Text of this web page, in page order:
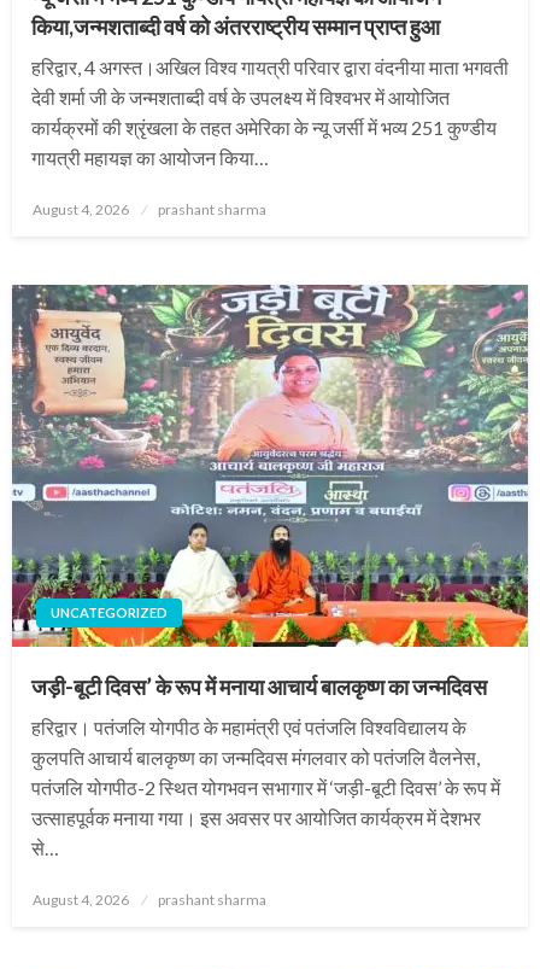
किया,जन्मशताब्दी वर्ष को अंतरराष्ट्रीय सम्मान प्राप्त हुआ
हरिद्वार, 4 अगस्त।अखिल विश्व गायत्री परिवार द्वारा वंदनीया माता भगवती
देवी शर्मा जी के जन्मशताब्दी वर्ष के उपलक्ष्य में विश्वभर में आयोजित
कार्यक्रमों की श्रृंखला के तहत अमेरिका के न्यू जर्सी में भव्य 251 कुण्डीय
गायत्री महायज्ञ का आयोजन किया…
Posted
August 4, 2026 prashant sharma
UNCATEGORIZED
जड़ी-बूटी दिवस’ के रूप में मनाया आचार्य बालकृष्ण का जन्मदिवस
हरिद्वार। पतंजलि योगपीठ के महामंत्री एवं पतंजलि विश्वविद्यालय के
कुलपति आचार्य बालकृष्ण का जन्मदिवस मंगलवार को पतंजलि वैलनेस,
पतंजलि योगपीठ-2 स्थित योगभवन सभागार में ‘जड़ी-बूटी दिवस’ के रूप में
उत्साहपूर्वक मनाया गया। इस अवसर पर आयोजित कार्यक्रम में देशभर
से…
Posted
August 4, 2026 prashant sharma